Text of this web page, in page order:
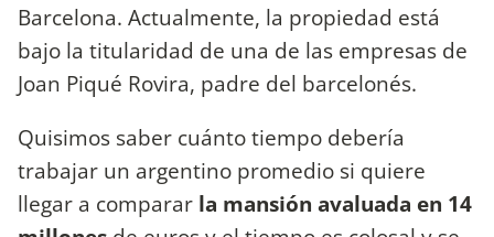
Barcelona. Actualmente, la propiedad está
bajo la titularidad de una de las empresas de
Joan Piqué Rovira, padre del barcelonés.
Quisimos saber cuánto tiempo debería
trabajar un argentino promedio si quiere
llegar a comparar la mansión avaluada en 14